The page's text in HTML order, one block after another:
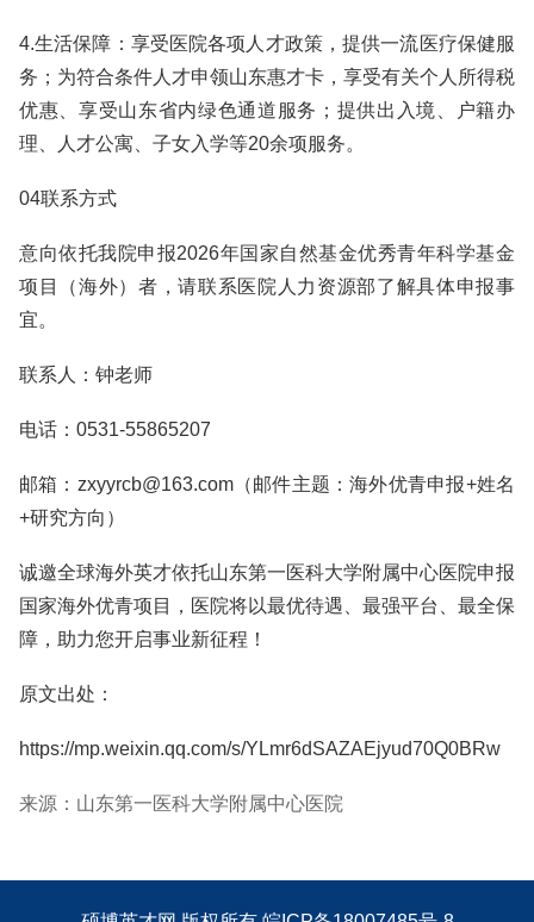
4.生活保障：享受医院各项人才政策，提供一流医疗保健服
务；为符合条件人才申领山东惠才卡，享受有关个人所得税
优惠、享受山东省内绿色通道服务；提供出入境、户籍办
理、人才公寓、子女入学等20余项服务。
04联系方式
意向依托我院申报2026年国家自然基金优秀青年科学基金
项目（海外）者，请联系医院人力资源部了解具体申报事
宜。
联系人：钟老师
电话：0531-55865207
邮箱：zxyyrcb@163.com（邮件主题：海外优青申报+姓名
+研究方向）
诚邀全球海外英才依托山东第一医科大学附属中心医院申报
国家海外优青项目，医院将以最优待遇、最强平台、最全保
障，助力您开启事业新征程！
原文出处：
https://mp.weixin.qq.com/s/YLmr6dSAZAEjyud70Q0BRw
来源：山东第一医科大学附属中心医院